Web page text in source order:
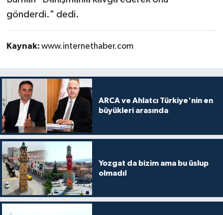
gönderdi." dedi.
Kaynak: www.internethaber.com
ARCA ve Ahlatcı Türkiye'nin en
büyükleri arasında
Yozgat da bizim ama bu üslup
olmadı!